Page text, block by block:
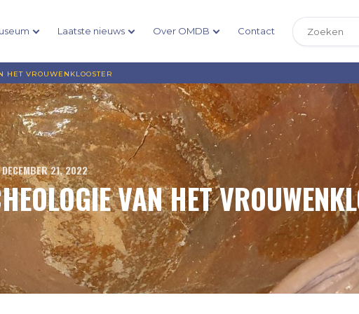
Laatste nieuws Over OMDB Contact
HET VROUWENKLOOSTER
DECEMBER 21, 2022
VAN HET